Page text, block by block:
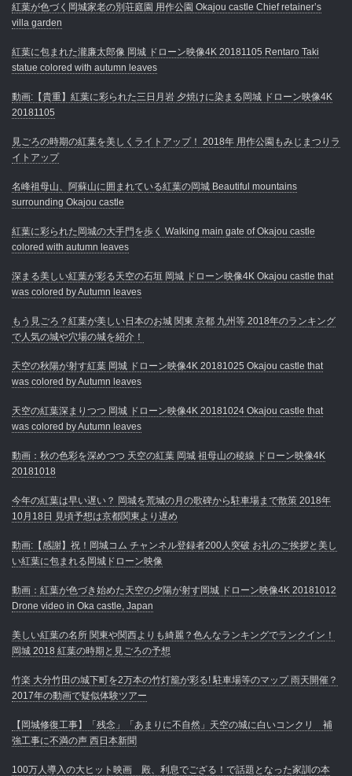
紅葉が色づく岡城家老の別荘庭園 用作公園 Okajou castle Chief retainer’s
villa garden
紅葉に包まれた瀧廉太郎像 岡城 ドローン映像4K 20181105 Rentaro Taki
statue colored with autumn leaves
動画:【貴重】紅葉に彩られた三日月岩 夕焼けに染まる岡城 ドローン映像4K
20181105
見ごろの時期の紅葉を美しくライトアップ！ 2018年 用作公園もみじまつりラ
イトアップ
名峰祖母山、阿蘇山に囲まれている紅葉の岡城 Beautiful mountains
surrounding Okajou castle
紅葉に彩られた岡城の大手門を歩く Walking main gate of Okajou castle
colored with autumn leaves
深まる美しい紅葉が彩る天空の石垣 岡城 ドローン映像4K Okajou castle that
was colored by Autumn leaves
もう見ごろ？紅葉が美しい日本のお城 関東 京都 九州等 2018年のランキング
で人気の城や穴場の城を紹介！
天空の秋陽が射す紅葉 岡城 ドローン映像4K 20181025 Okajou castle that
was colored by Autumn leaves
天空の紅葉深まりつつ 岡城 ドローン映像4K 20181024 Okajou castle that
was colored by Autumn leaves
動画：秋の色彩を深めつつ 天空の紅葉 岡城 祖母山の稜線 ドローン映像4K
20181018
今年の紅葉は早い遅い？ 岡城を荒城の月の歌碑から駐車場まで散策 2018年
10月18日 見頃予想は京都関東より遅め
動画:【感謝】祝！岡城コム チャンネル登録者200人突破 お礼のご挨拶と美し
い紅葉に包まれる岡城ドローン映像
動画：紅葉が色づき始めた天空の夕陽が射す岡城 ドローン映像4K 20181012
Drone video in Oka castle, Japan
美しい紅葉の名所 関東や関西よりも綺麗？色んなランキングでランクイン！
岡城 2018 紅葉の時期と見ごろの予想
竹楽 大分竹田の城下町を2万本の竹灯籠が彩る! 駐車場等のマップ 雨天開催？
2017年の動画で疑似体験ツアー
【岡城修復工事】「残念」「あまりに不自然」天空の城に白いコンクリ 補
強工事に不満の声 西日本新聞
100万人導入の大ヒット映画 殿、利息でござる！で話題となった家訓の本